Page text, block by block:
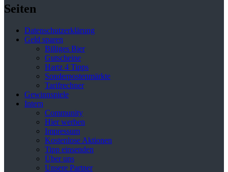
Seiten
Datenschutzerklärung
Geld sparen
Billiges Bier
Gutscheine
Hartz 4 Tipps
Sonderpostenmärkte
Tarifrechner
Gewinnspiele
Intern
Community
Hier werben
Impressum
Kostenlose Aktionen
Tipp einsenden
Über uns
Unsere Partner